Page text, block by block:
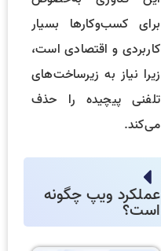
برای کسب‌وکارها بسیار
کاربردی و اقتصادی است،
زیرا نیاز به زیرساخت‌های
تلفنی پیچیده را حذف
می‌کند.
عملکرد ویپ چگونه
است؟